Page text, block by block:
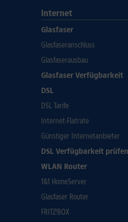
Internet
Glasfaser
Glasfaseranschluss
Glasfaserausbau
Glasfaser Verfügbarkeit
DSL
DSL Tarife
Internet-Flatrate
Günstiger Internetanbieter
DSL Verfügbarkeit prüfen
WLAN Router
1&1 HomeServer
Glasfaser Router
FRITZ!BOX